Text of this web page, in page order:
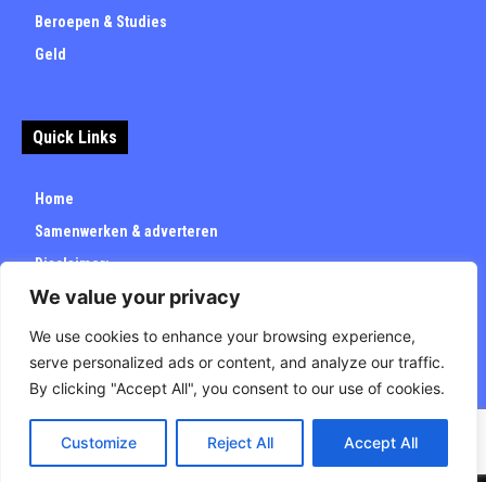
We value your privacy
We use cookies to enhance your browsing experience,
serve personalized ads or content, and analyze our traffic.
By clicking "Accept All", you consent to our use of cookies.
Customize Reject All Accept All
Beroepen & Studies
Geld
Quick Links
Home
Samenwerken & adverteren
Disclaimer:
Over
Privacybeleid
© Carrieretijd.nl - All rights reserved.